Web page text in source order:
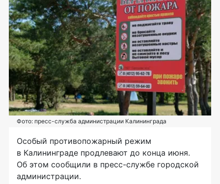
Фото: пресс-служба администрации Калининграда
Особый противопожарный режим
в Калининграде продлевают до конца июня.
Об этом сообщили в пресс-службе городской
администрации.